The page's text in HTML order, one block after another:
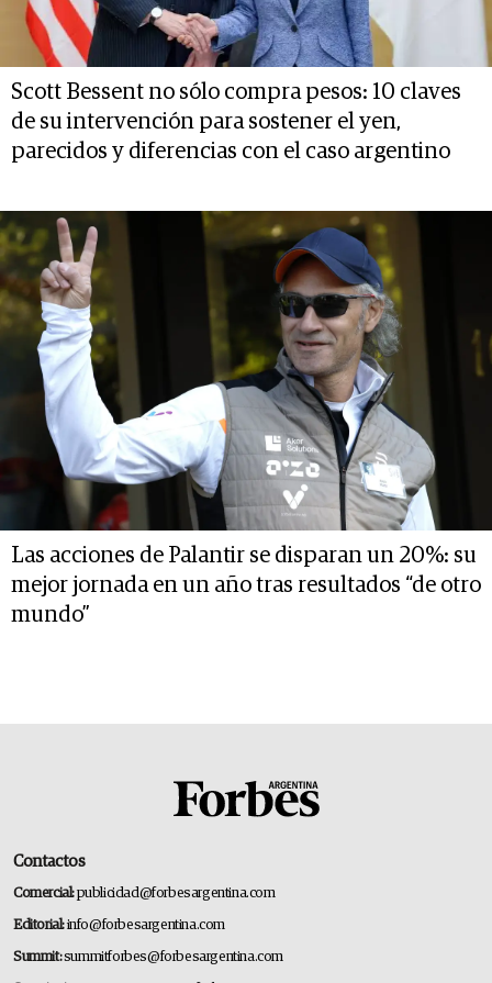
Scott Bessent no sólo compra pesos: 10 claves
de su intervención para sostener el yen,
parecidos y diferencias con el caso argentino
Las acciones de Palantir se disparan un 20%: su
mejor jornada en un año tras resultados “de otro
mundo”
Contactos
Comercial:publicidad@forbesargentina.com
Editorial:info@forbesargentina.com
Summit:summitforbes@forbesargentina.com